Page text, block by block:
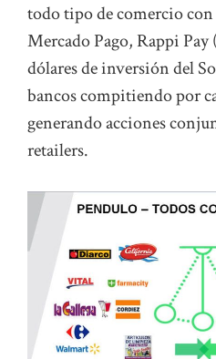
todo tipo de comercio
Mercado Pago, Rappi
dólares de inversión del
bancos compitiendo por
generando acciones
retailers.